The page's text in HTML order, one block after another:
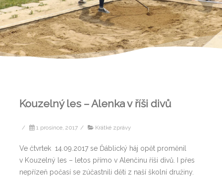
Kouzelný les – Alenka v říši divů
/ 1 prosince, 2017 / Krátké zprávy
Ve čtvrtek 14.09.2017 se Ďáblický háj opět proměnil
v Kouzelný les – letos přímo v Alenčinu říši divů. I přes
nepřízeň počasí se zúčastnili děti z naší školní družiny.